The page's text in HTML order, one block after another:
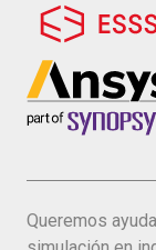
Queremos